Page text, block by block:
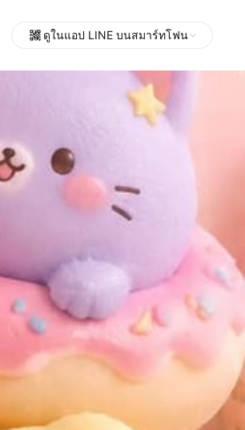
ดูในแอป LINE บนสมาร์ทโฟน